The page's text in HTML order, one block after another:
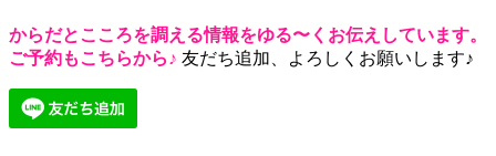
からだとこころを調える情報をゆる〜くお伝えしています。
ご予約もこちらから♪ 友だち追加、よろしくお願いします♪